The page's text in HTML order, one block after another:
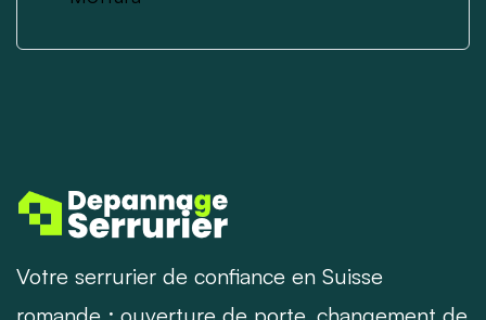
Votre serrurier de confiance en Suisse